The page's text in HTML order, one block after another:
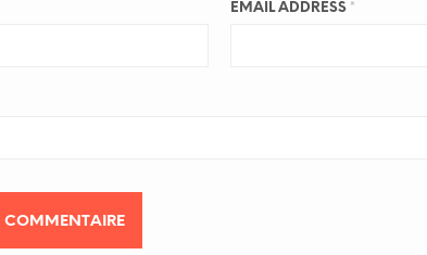
EMAIL ADDRESS *